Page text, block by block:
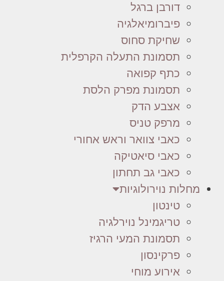
דורבן ברגל
פיברומיאלגיה
שחיקת סחוס
תסמונת התעלה הקרפלית
כתף קפואה
תסמונת מפרק הלסת
אצבע הדק
מרפק טניס
כאבי צוואר וראש אחורי
כאבי סיאטיקה
כאבי גב תחתון
מחלות נוירולוגיות
טינטון
טריגמינל נוירלגיה
תסמונת המעי הרגיז
פרקינסון
אירוע מוחי